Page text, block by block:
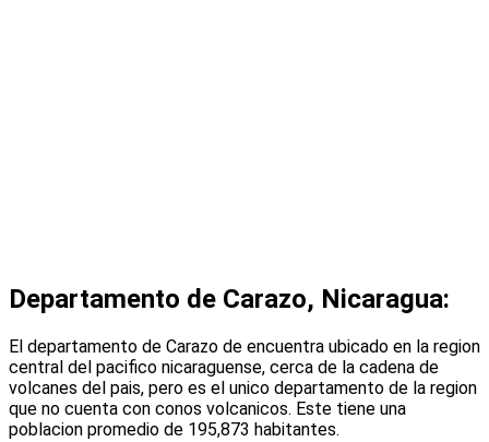
Departamento de Carazo, Nicaragua:
El departamento de Carazo de encuentra ubicado en la region
central del pacifico nicaraguense, cerca de la cadena de
volcanes del pais, pero es el unico departamento de la region
que no cuenta con conos volcanicos. Este tiene una
poblacion promedio de 195,873 habitantes.